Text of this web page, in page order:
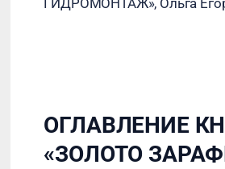
ГИДРОМОНТАЖ», Ольга
ОГЛАВЛЕНИЕ
«ЗОЛОТО